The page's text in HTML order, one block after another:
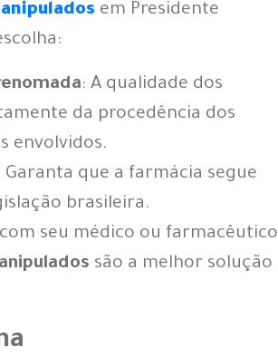
em Presidente
: A qualidade dos
da procedência dos
envolvidos.
Garanta que a farmácia segue
brasileira.
seu médico ou farmacêutico
são a melhor solução